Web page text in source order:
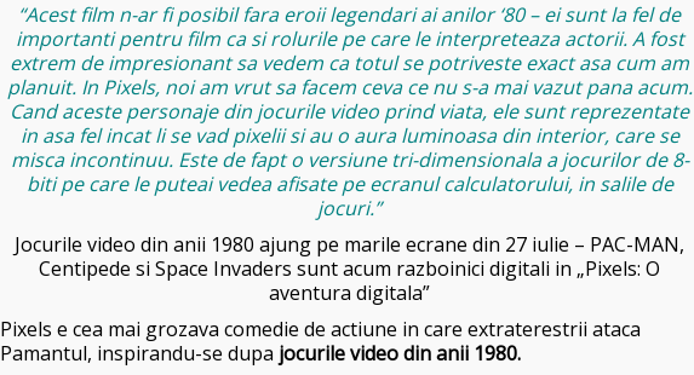
“Acest film n-ar fi posibil fara eroii legendari ai anilor ‘80 – ei sunt la fel de
importanti pentru film ca si rolurile pe care le interpreteaza actorii. A fost
extrem de impresionant sa vedem ca totul se potriveste exact asa cum am
planuit. In Pixels, noi am vrut sa facem ceva ce nu s-a mai vazut pana acum.
Cand aceste personaje din jocurile video prind viata, ele sunt reprezentate
in asa fel incat li se vad pixelii si au o aura luminoasa din interior, care se
misca incontinuu. Este de fapt o versiune tri-dimensionala a jocurilor de 8-
biti pe care le puteai vedea afisate pe ecranul calculatorului, in salile de
jocuri.”
Jocurile video din anii 1980 ajung pe marile ecrane din 27 iulie – PAC-MAN,
Centipede si Space Invaders sunt acum razboinici digitali in „Pixels: O
aventura digitala”
Pixels e cea mai grozava comedie de actiune in care extraterestrii ataca
Pamantul, inspirandu-se dupa jocurile video din anii 1980.